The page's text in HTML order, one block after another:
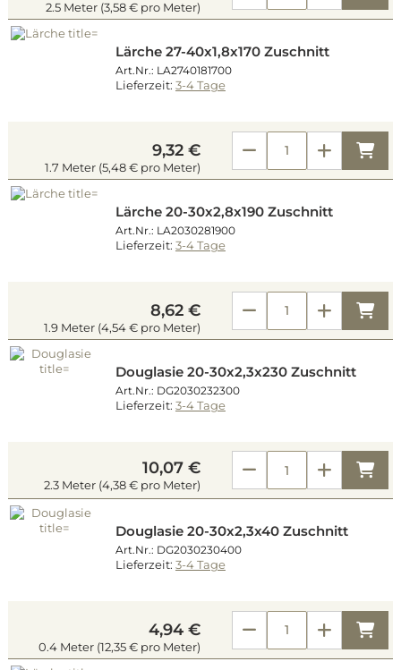
2.5 Meter (3,58 € pro Meter)
Lärche 27-40x1,8x170 Zuschnitt
Art.Nr.: LA2740181700
Lieferzeit: 3-4 Tage
9,32 €
1.7 Meter (5,48 € pro Meter)
Lärche 20-30x2,8x190 Zuschnitt
Art.Nr.: LA2030281900
Lieferzeit: 3-4 Tage
8,62 €
1.9 Meter (4,54 € pro Meter)
Douglasie 20-30x2,3x230 Zuschnitt
Art.Nr.: DG2030232300
Lieferzeit: 3-4 Tage
10,07 €
2.3 Meter (4,38 € pro Meter)
Douglasie 20-30x2,3x40 Zuschnitt
Art.Nr.: DG2030230400
Lieferzeit: 3-4 Tage
4,94 €
0.4 Meter (12,35 € pro Meter)